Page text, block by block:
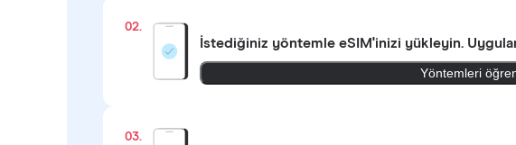
02.
İstediğiniz yöntemle eSIM'inizi yükleyin.
Yöntemleri
03.